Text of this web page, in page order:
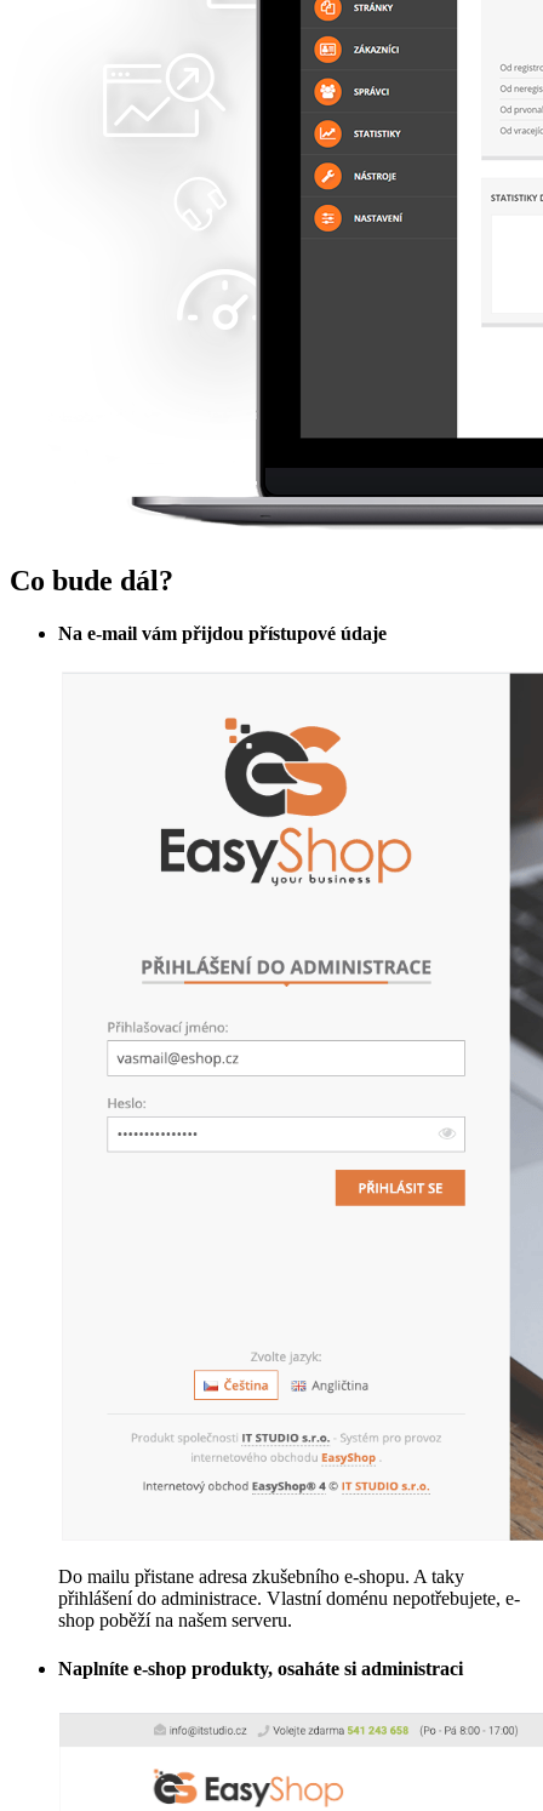
Co bude dál?
Na e-mail vám přijdou přístupové údaje
Do mailu přistane adresa zkušebního e-shopu. A taky
přihlášení do administrace. Vlastní doménu nepotřebujete, e-
shop poběží na našem serveru.
Naplníte e-shop produkty, osaháte si administraci